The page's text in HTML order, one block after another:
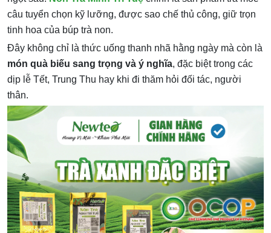
câu tuyển chọn kỹ lưỡng, được sao chế thủ công, giữ trọn
tinh hoa của búp trà non.
Đây không chỉ là thức uống thanh nhã hằng ngày mà còn là
món quà biếu sang trọng và ý nghĩa, đặc biệt trong các
dịp lễ Tết, Trung Thu hay khi đi thăm hỏi đối tác, người
thân.